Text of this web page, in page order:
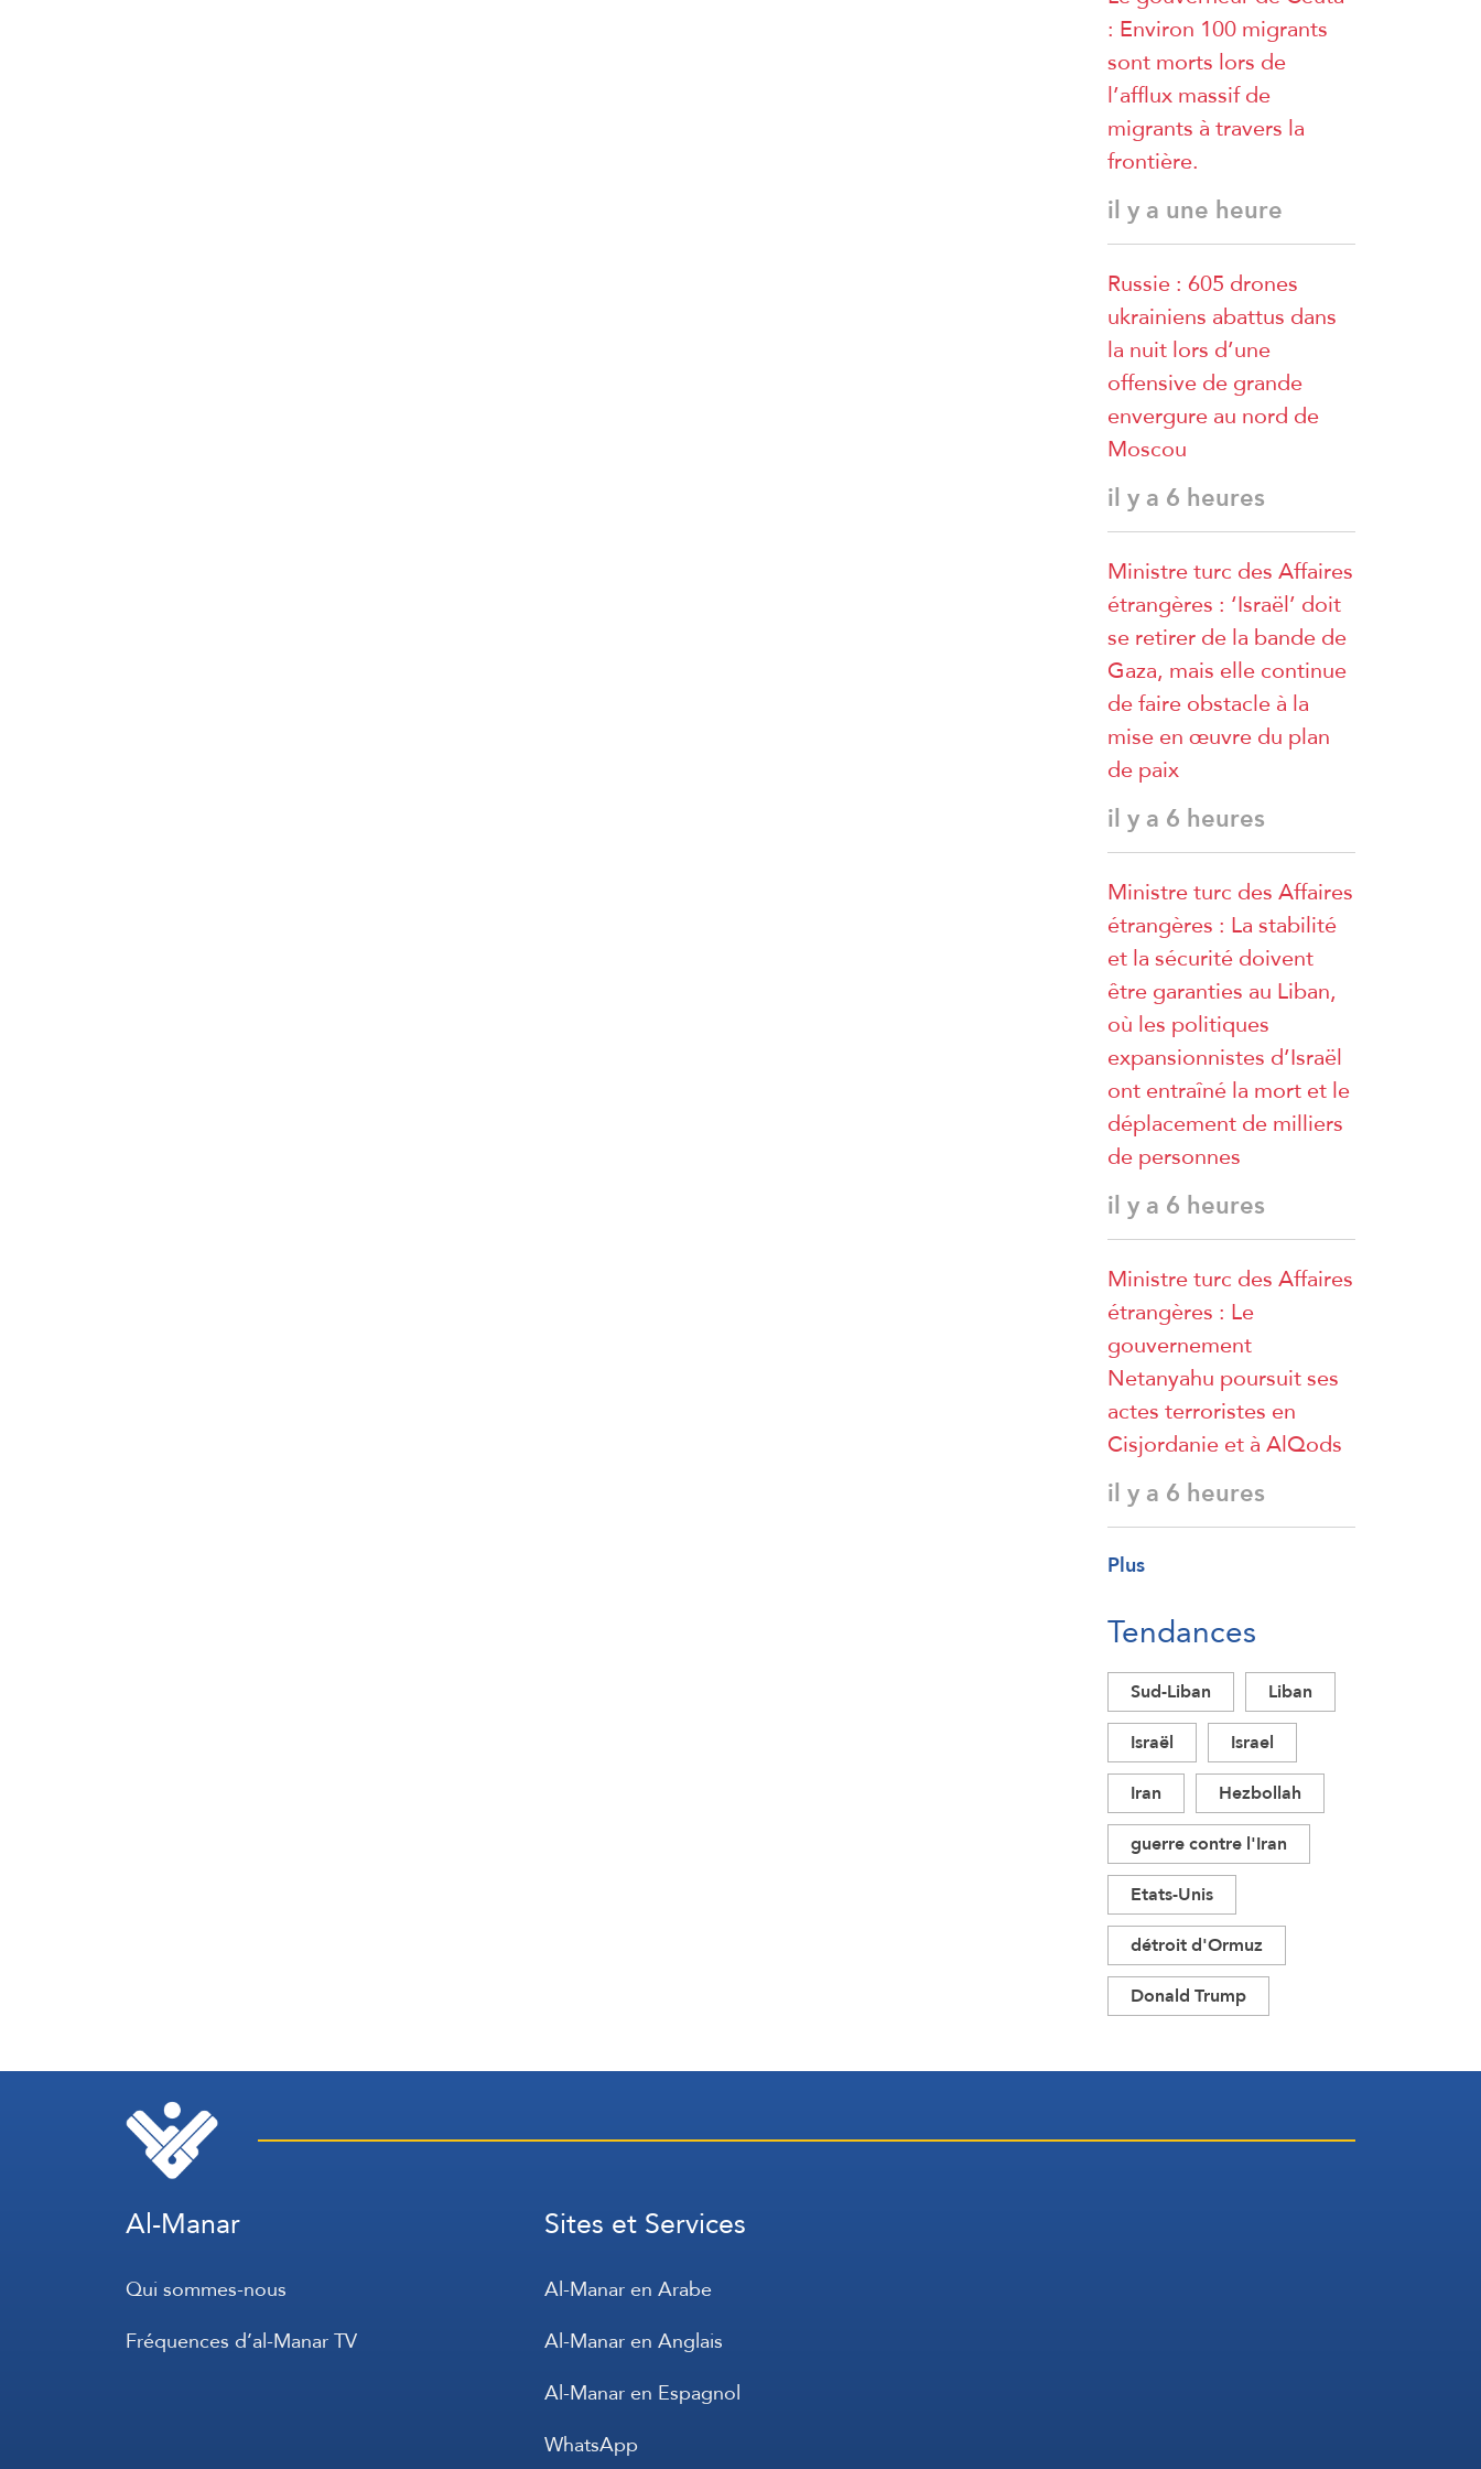
Khalil
: Environ 100 migrants
sont morts lors de
l’afflux massif de
migrants à travers la
frontière.
il y a une heure
Russie : 605 drones
ukrainiens abattus dans
la nuit lors d’une
offensive de grande
envergure au nord de
Moscou
il y a 6 heures
Ministre turc des Affaires
étrangères : ‘Israël’ doit
se retirer de la bande de
Gaza, mais elle continue
de faire obstacle à la
mise en œuvre du plan
de paix
il y a 6 heures
Ministre turc des Affaires
étrangères : La stabilité
et la sécurité doivent
être garanties au Liban,
où les politiques
expansionnistes d’Israël
ont entraîné la mort et le
déplacement de milliers
de personnes
il y a 6 heures
Ministre turc des Affaires
étrangères : Le
gouvernement
Netanyahu poursuit ses
actes terroristes en
Cisjordanie et à AlQods
il y a 6 heures
Plus
Tendances
Sud-Liban
Liban
Israël
Israel
Iran
Hezbollah
guerre contre l'Iran
Etats-Unis
détroit d'Ormuz
Donald Trump
Al-Manar
Qui sommes-nous
Fréquences d’al-Manar TV
Sites et Services
Al-Manar en Arabe
Al-Manar en Anglais
Al-Manar en Espagnol
WhatsApp